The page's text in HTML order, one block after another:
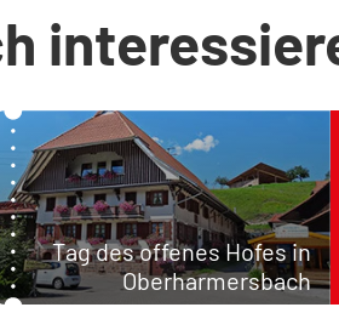
Tag des offenes Hofes in
Oberharmersbach